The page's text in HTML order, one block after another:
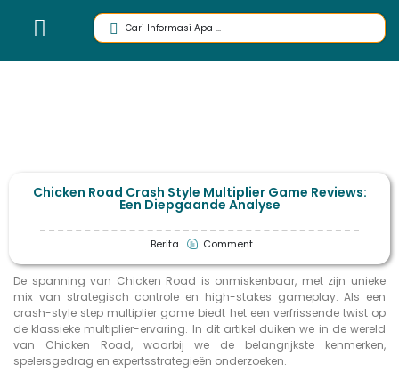
Chicken Road Crash Style Multiplier Game Reviews:
Een Diepgaande Analyse
Berita Comment
De spanning van Chicken Road is onmiskenbaar, met zijn unieke
mix van strategisch controle en high-stakes gameplay. Als een
crash-style step multiplier game biedt het een verfrissende twist op
de klassieke multiplier-ervaring. In dit artikel duiken we in de wereld
van Chicken Road, waarbij we de belangrijkste kenmerken,
spelersgedrag en expertsstrategieën onderzoeken.